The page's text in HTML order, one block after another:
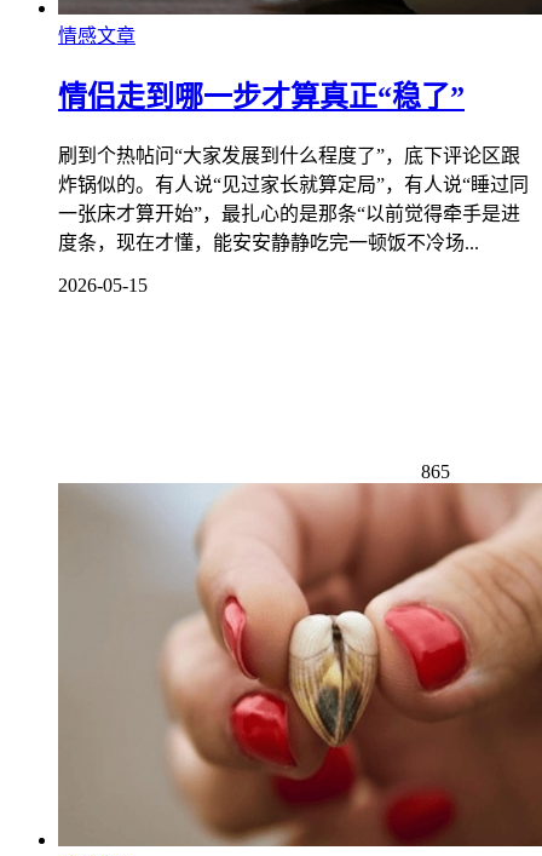
情感文章
情侣走到哪一步才算真正“稳了”
刷到个热帖问“大家发展到什么程度了”，底下评论区跟
炸锅似的。有人说“见过家长就算定局”，有人说“睡过同
一张床才算开始”，最扎心的是那条“以前觉得牵手是进
度条，现在才懂，能安安静静吃完一顿饭不冷场...
2026-05-15
865